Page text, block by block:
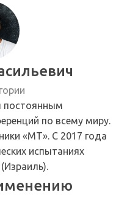
постоянным
по всему миру.
«МТ». С 2017 года
испытаниях